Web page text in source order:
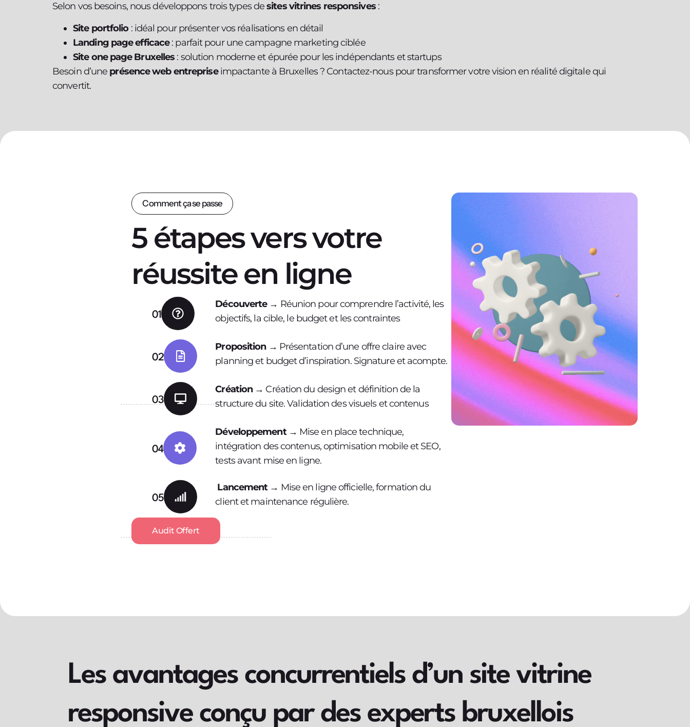
Selon vos besoins, nous développons trois types desites vitrines responsives:
Site portfolio: idéal pour présenter vos réalisations en détail
Landing page efficace: parfait pour une campagne marketing ciblée
Site one page Bruxelles : solution moderne et épurée pour les indépendants et startups
Besoin d’une présence web entrepriseimpactante à Bruxelles ? Contactez-nous pour transformer votre vision en réalité digitale qui
convertit.
Comment ça se passe
5 étapes vers votre
réussite en ligne
01
Découverte → Réunion pour comprendre l’activité, les
objectifs, la cible, le budget et les contraintes
02
Proposition → Présentation d’une offre claire avec
planning et budget d’inspiration. Signature et acompte.
03
Création → Création du design et définition de la
structure du site. Validation des visuels et contenus
04
Développement → Mise en place technique,
intégration des contenus, optimisation mobile et SEO,
tests avant mise en ligne.
05
Lancement → Mise en ligne officielle, formation du
client et maintenance régulière.
Audit Offert
Les avantages concurrentiels d’un site vitrine
responsive conçu par des experts bruxellois